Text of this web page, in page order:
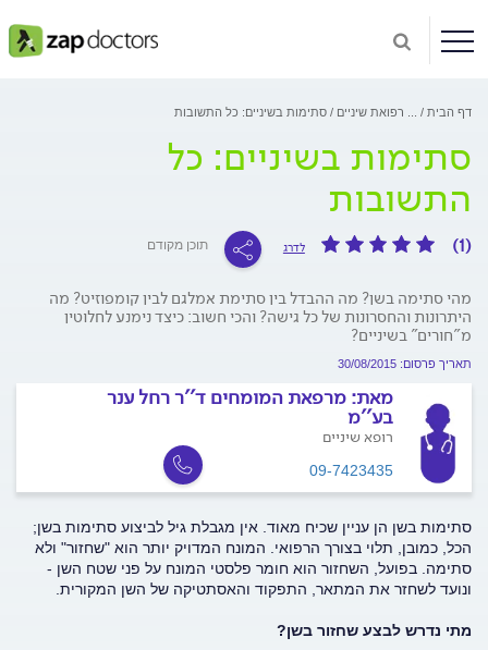
דף הבית רפואת שיניים סתימות בשיניים: כל התשובות
סתימות בשיניים: כל
התשובות
(1) לדרג תוכן מקודם
מהי סתימה בשן? מה ההבדל בין סתימת אמלגם לבין קומפוזיט? מה
היתרונות והחסרונות של כל גישה? והכי חשוב: כיצד נימנע לחלוטין
מ"חורים" בשיניים?
תאריך פרסום: 30/08/2015
מאת: מרפאת המומחים ד''ר רחל ענר
בע''מ
רופא שיניים
09-7423435
סתימות בשן הן עניין שכיח מאוד. אין מגבלת גיל לביצוע סתימות בשן;
הכל, כמובן, תלוי בצורך הרפואי. המונח המדויק יותר הוא "שחזור" ולא
סתימה. בפועל, השחזור הוא חומר פלסטי המונח על פני שטח השן -
ונועד לשחזר את המתאר, התפקוד והאסתטיקה של השן המקורית.
מתי נדרש לבצע שחזור בשן?